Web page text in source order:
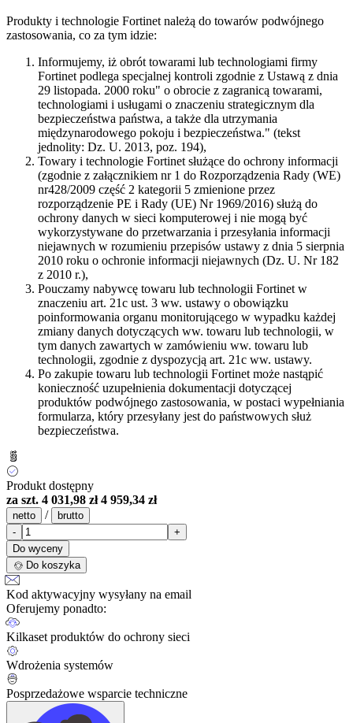
Produkty i technologie Fortinet należą do towarów podwójnego
zastosowania, co za tym idzie:
Informujemy, iż obrót towarami lub technologiami firmy
Fortinet podlega specjalnej kontroli zgodnie z Ustawą z dnia
29 listopada. 2000 roku" o obrocie z zagranicą towarami,
technologiami i usługami o znaczeniu strategicznym dla
bezpieczeństwa państwa, a także dla utrzymania
międzynarodowego pokoju i bezpieczeństwa." (tekst
jednolity: Dz. U. 2013, poz. 194),
Towary i technologie Fortinet służące do ochrony informacji
(zgodnie z załącznikiem nr 1 do Rozporządzenia Rady (WE)
nr428/2009 część 2 kategorii 5 zmienione przez
rozporządzenie PE i Rady (UE) Nr 1969/2016) służą do
ochrony danych w sieci komputerowej i nie mogą być
wykorzystywane do przetwarzania i przesyłania informacji
niejawnych w rozumieniu przepisów ustawy z dnia 5 sierpnia
2010 roku o ochronie informacji niejawnych (Dz. U. Nr 182
z 2010 r.),
Pouczamy nabywcę towaru lub technologii Fortinet w
znaczeniu art. 21c ust. 3 ww. ustawy o obowiązku
poinformowania organu monitorującego w wypadku każdej
zmiany danych dotyczących ww. towaru lub technologii, w
tym danych zawartych w zamówieniu ww. towaru lub
technologii, zgodnie z dyspozycją art. 21c ww. ustawy.
Po zakupie towaru lub technologii Fortinet może nastąpić
konieczność uzupełnienia dokumentacji dotyczącej
produktów podwójnego zastosowania, w postaci wypełniania
formularza, który przesyłany jest do państwowych służ
bezpieczeństwa.
Produkt dostępny
za szt. 4 031,98 zł 4 959,34 zł
netto /
brutto
-
+
Do wyceny
Do koszyka
Kod aktywacyjny wysyłany na email
Oferujemy ponadto:
Kilkaset produktów do ochrony sieci
Wdrożenia systemów
Posprzedażowe wsparcie techniczne